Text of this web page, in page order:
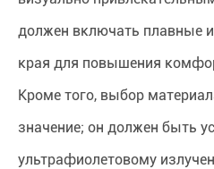
должен включать плавные
края для повышения
Кроме того, выбор
значение; он должен быть
ультрафиолетовому